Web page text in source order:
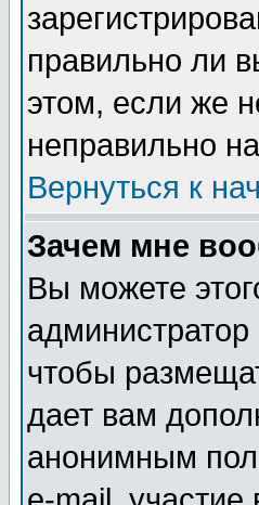
правильно ли
этом, если же
неправильно
Вернуться к
Зачем мне
Вы можете
чтобы
дает вам
анонимным